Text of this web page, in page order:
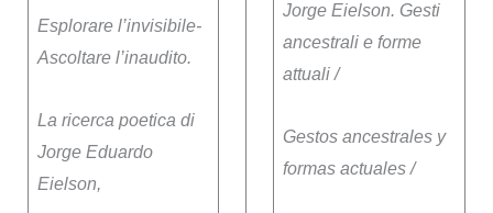
Esplorare l’invisibile-
Ascoltare l’inaudito.
La ricerca poetica di
Jorge Eduardo
Eielson,
Jorge Eielson. Gesti
ancestrali e forme
attuali /
Gestos ancestrales y
formas actuales /